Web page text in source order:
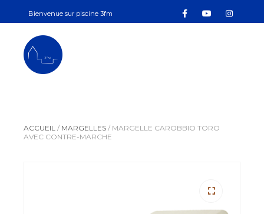
Bienvenue sur piscine 3fm
contact.3fm@gmail.com
+33 7 83 72 08 15
ACCUEIL / MARGELLES / MARGELLE CAROBBIO TORO
AVEC CONTRE-MARCHE